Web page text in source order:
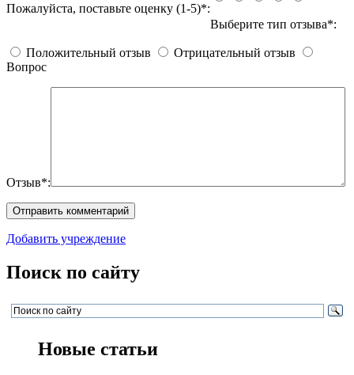
Пожалуйста, поставьте оценку (1-5)*:
Выберите тип отзыва*:
Положительный отзыв
Отрицательный отзыв
Вопрос
Отзыв*:
Добавить учреждение
Поиск по сайту
Новые статьи